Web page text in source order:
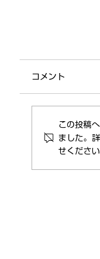
Group
コメント
この投稿
ました。
せください